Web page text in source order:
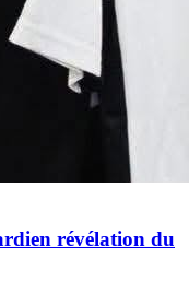
révélation du